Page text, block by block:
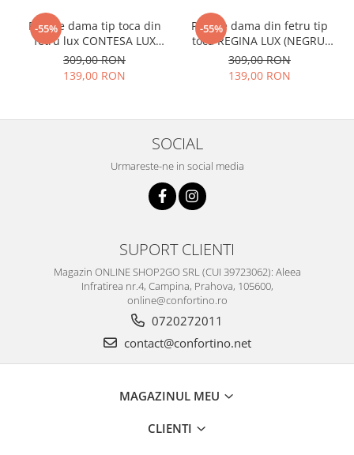
-55%
Palarie dama tip toca din
fetru lux CONTESA LUX
(GRENA) - marime unica,
reglabila
309,00 RON
139,00 RON
-55%
Palarie dama din fetru tip
toca REGINA LUX (NEGRU,
14 culori) - marime unica,
reglabila
309,00 RON
139,00 RON
SOCIAL
Urmareste-ne in social media
SUPORT CLIENTI
Magazin ONLINE SHOP2GO SRL (CUI 39723062): Aleea
Infratirea nr.4, Campina, Prahova, 105600,
online@confortino.ro
0720272011
contact@confortino.net
MAGAZINUL MEU
CLIENTI